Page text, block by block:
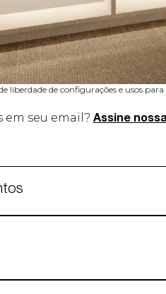
liberdade de configurações e usos
em seu email? Assine